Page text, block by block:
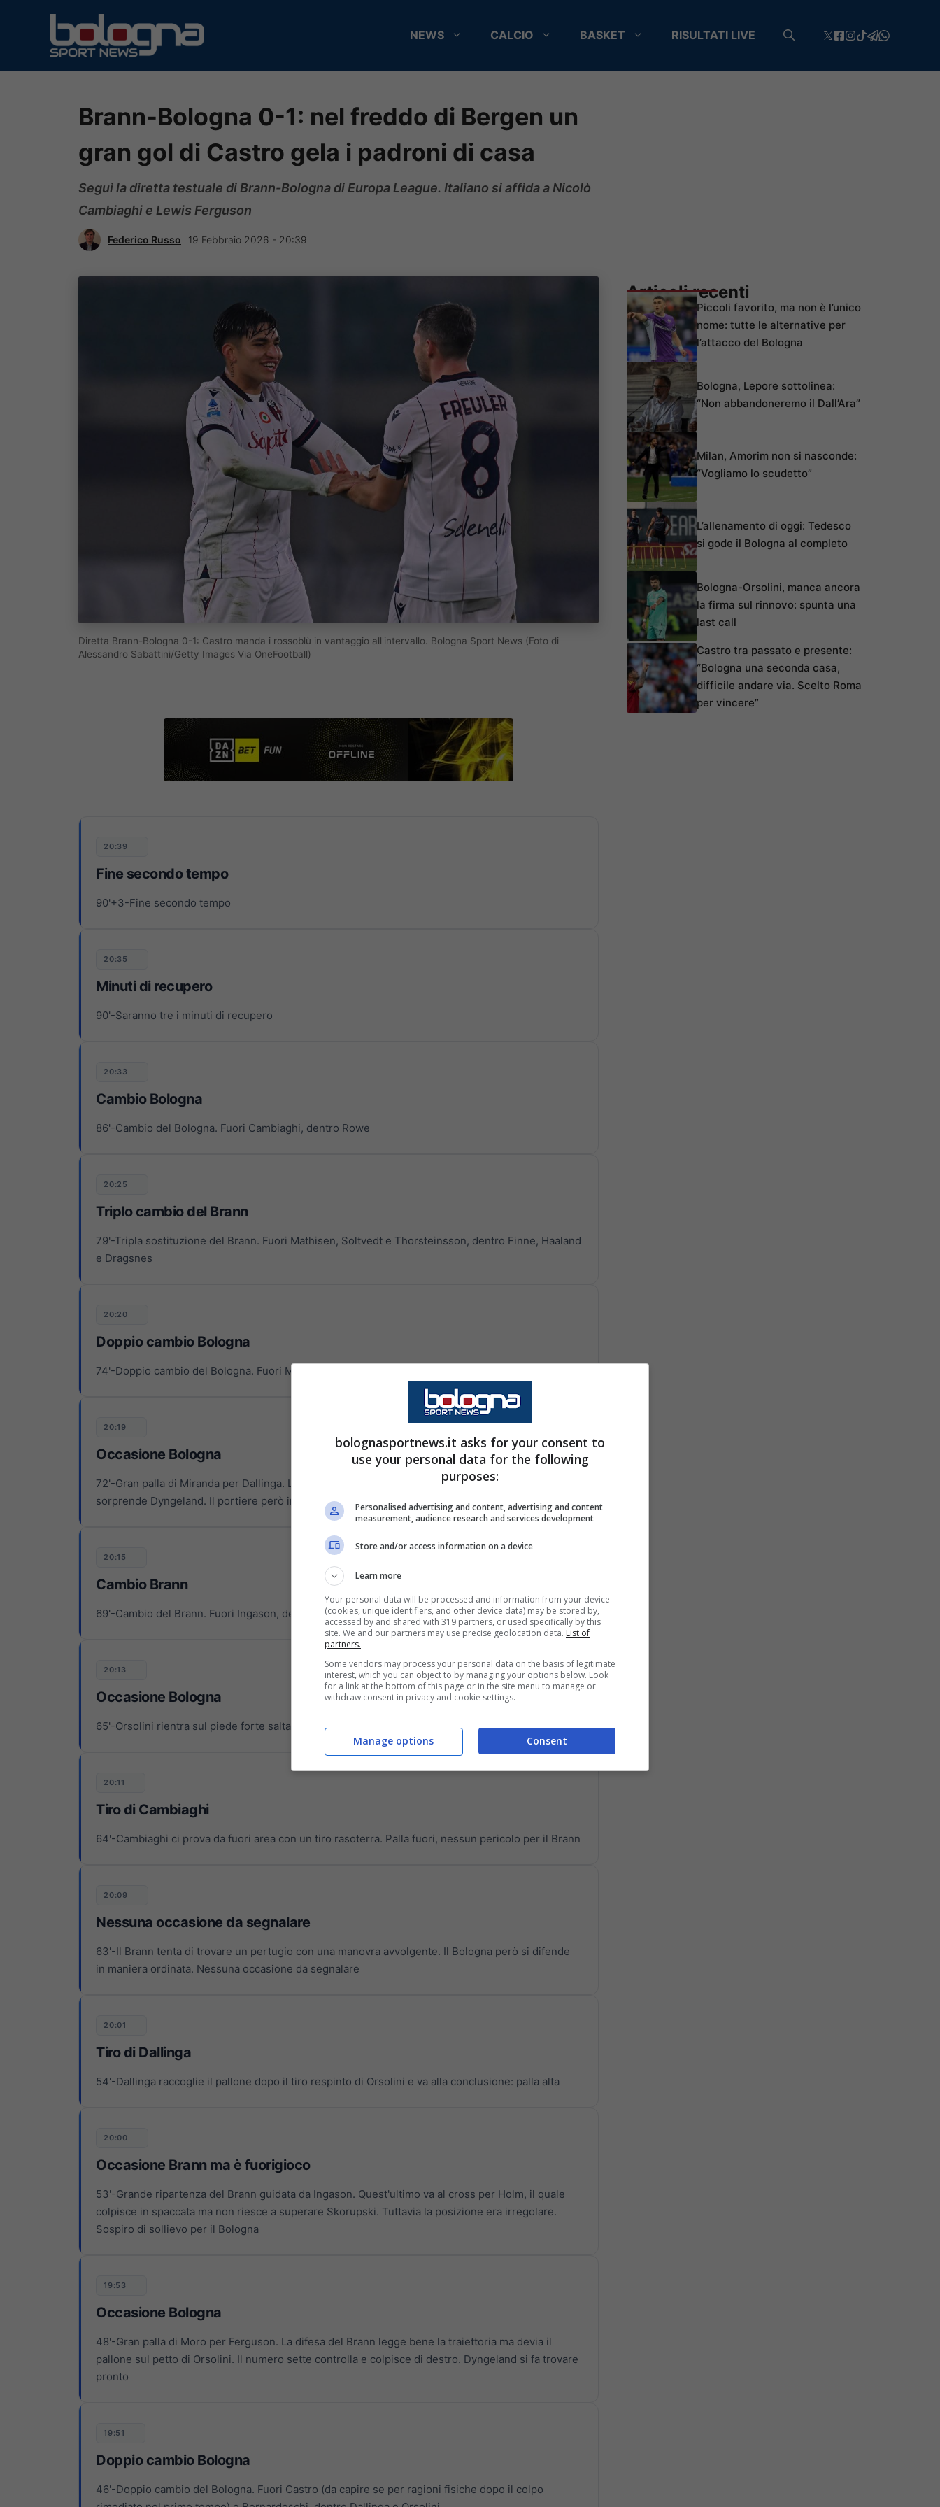
contenuto
NEWS CALCIO BASKET RISULTATI LIVE
Brann-Bologna 0-1: nel freddo di Bergen un
gran gol di Castro gela i padroni di casa
Segui la diretta testuale di Brann-Bologna di Europa League. Italiano si affida a Nicolò
Cambiaghi e Lewis Ferguson
Federico Russo 19 Febbraio 2026 - 20:39
Diretta Brann-Bologna 0-1: Castro manda i rossoblù in vantaggio all'intervallo. Bologna Sport News (Foto di
Alessandro Sabattini/Getty Images Via OneFootball)
20:39
Fine secondo tempo
90'+3-Fine secondo tempo
20:35
Minuti di recupero
90'-Saranno tre i minuti di recupero
20:33
Cambio Bologna
86'-Cambio del Bologna. Fuori Cambiaghi, dentro Rowe
20:25
Triplo cambio del Brann
79'-Tripla sostituzione del Brann. Fuori Mathisen, Soltvedt e Thorsteinsson, dentro Finne, Haaland
e Dragsnes
20:20
Doppio cambio Bologna
74'-Doppio cambio del Bologna. Fuori Moro e Ferguson, dentro Pobega e Sohm
20:19
Occasione Bologna
72'-Gran palla di Miranda per Dallinga. L'attaccante rossoblù colpisce d'esterno e per poco non
sorprende Dyngeland. Il portiere però indietreggia e salva con un ottimo intervento
20:15
Cambio Brann
69'-Cambio del Brann. Fuori Ingason, dentro Pedersen
20:13
Occasione Bologna
65'-Orsolini rientra sul piede forte saltando due avversari e va al tiro: palla fuori di poco
20:11
Tiro di Cambiaghi
64'-Cambiaghi ci prova da fuori area con un tiro rasoterra. Palla fuori, nessun pericolo per il Brann
20:09
Nessuna occasione da segnalare
63'-Il Brann tenta di trovare un pertugio con una manovra avvolgente. Il Bologna però si difende
in maniera ordinata. Nessuna occasione da segnalare
20:01
Tiro di Dallinga
54'-Dallinga raccoglie il pallone dopo il tiro respinto di Orsolini e va alla conclusione: palla alta
20:00
Occasione Brann ma è fuorigioco
53'-Grande ripartenza del Brann guidata da Ingason. Quest'ultimo va al cross per Holm, il quale
colpisce in spaccata ma non riesce a superare Skorupski. Tuttavia la posizione era irregolare.
Sospiro di sollievo per il Bologna
19:53
Occasione Bologna
48'-Gran palla di Moro per Ferguson. La difesa del Brann legge bene la traiettoria ma devia il
pallone sul petto di Orsolini. Il numero sette controlla e colpisce di destro. Dyngeland si fa trovare
pronto
19:51
Doppio cambio Bologna
46'-Doppio cambio del Bologna. Fuori Castro (da capire se per ragioni fisiche dopo il colpo
Articoli recenti
Piccoli favorito, ma non è l’unico
nome: tutte le alternative per
l’attacco del Bologna
Bologna, Lepore sottolinea:
“Non abbandoneremo il Dall’Ara”
Milan, Amorim non si nasconde:
“Vogliamo lo scudetto”
L’allenamento di oggi: Tedesco
si gode il Bologna al completo
Bologna-Orsolini, manca ancora
la firma sul rinnovo: spunta una
last call
Castro tra passato e presente:
“Bologna una seconda casa,
difficile andare via. Scelto Roma
per vincere”
bolognasportnews.it asks for your consent to
use your personal data for the following
purposes:
Personalised advertising and content, advertising and content
measurement, audience research and services development
Store and/or access information on a device
Learn more
Your personal data will be processed and information from your device
(cookies, unique identifiers, and other device data) may be stored by,
accessed by and shared with 319 partners, or used specifically by this
site. We and our partners may use precise geolocation data. List of
partners.
Some vendors may process your personal data on the basis of legitimate
interest, which you can object to by managing your options below. Look
for a link at the bottom of this page or in the site menu to manage or
withdraw consent in privacy and cookie settings.
Consent
Manage options